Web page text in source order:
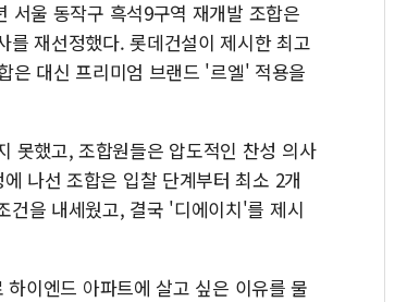
서울 동작구 흑석9구역 재개발 조합은
재선정했다. 롯데건설이 제시한 최고
은 대신 프리미엄 브랜드 '르엘' 적용을
못했고, 조합원들은 압도적인 찬성 의사
나선 조합은 입찰 단계부터 최소 2개
건을 내세웠고, 결국 '디에이치'를 제시
이엔드 아파트에 살고 싶은 이유를 물